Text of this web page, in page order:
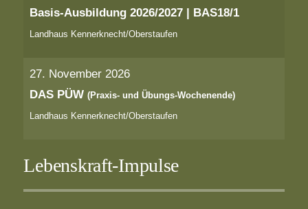
Basis-Ausbildung 2026/2027 | BAS18/1
Landhaus Kennerknecht/Oberstaufen
27. November 2026
DAS PÜW(Praxis- und Übungs-Wochenende)
Landhaus Kennerknecht/Oberstaufen
Lebenskraft-Impulse